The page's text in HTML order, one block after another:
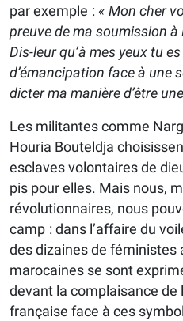
par exemple : « Mon cher
preuve de ma soumission
Dis-leur qu’à mes yeux tu
d’émancipation face à une
dicter ma manière d’être
Les militantes comme
Houria Bouteldja
esclaves volontaires de
pis pour elles. Mais nous,
révolutionnaires, nous
camp : dans l’affaire du
des dizaines de féministes
marocaines se sont
devant la complaisance de
française face à ces